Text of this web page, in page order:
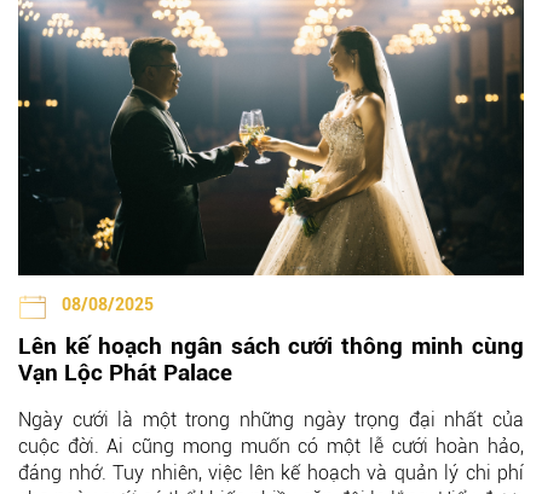
08/08/2025
Lên kế hoạch ngân sách cưới thông minh cùng
Vạn Lộc Phát Palace
Ngày cưới là một trong những ngày trọng đại nhất của
cuộc đời. Ai cũng mong muốn có một lễ cưới hoàn hảo,
đáng nhớ. Tuy nhiên, việc lên kế hoạch và quản lý chi phí